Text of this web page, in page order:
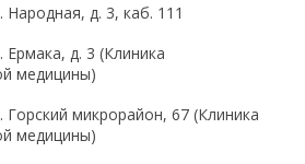
Народная, д. 3, каб. 111
Ермака, д. 3 (Клиника
медицины)
Горский микрорайон, 67 (Клиника
медицины)